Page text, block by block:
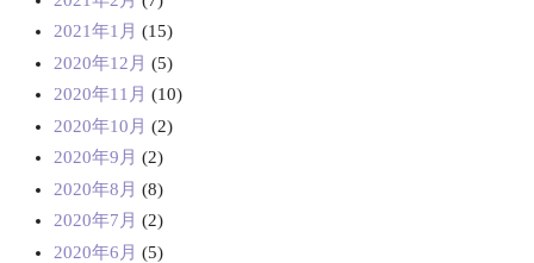
2021年1月 (15)
2020年12月 (5)
2020年11月 (10)
2020年10月 (2)
2020年9月 (2)
2020年8月 (8)
2020年7月 (2)
2020年6月 (5)